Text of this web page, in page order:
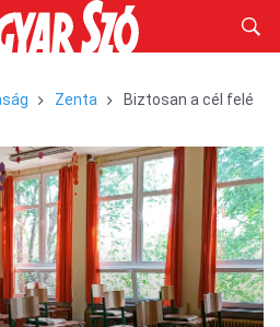
Zenta Biztosan a cél felé